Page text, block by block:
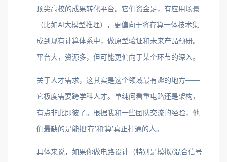
顶尖高校的成果转化平台。它们资金足，有应用场景
（比如AI大模型推理），更偏向于将存算一体技术集
成到现有计算体系中，做原型验证和未来产品预研。
平台大，资源多，但可能更偏向于某个环节的深入。
关于人才需求，这其实是这个领域最有趣的地方——
它极度需要跨学科人才。单纯问看重电路还是架构，
有点非此即彼了。根据我和一些团队交流的经验，他
们最缺的是能把‘存’和‘算’真正打通的人。
具体来说，如果你做电路设计（特别是模拟/混合信号